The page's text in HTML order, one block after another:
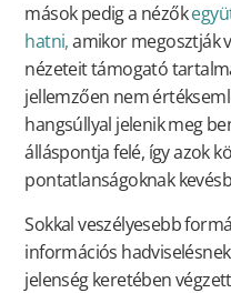
mások pedig a nézők
hatni,amikor megosztják
nézeteit támogató
jellemzően nem
hangsúllyal jelenik meg
álláspontja felé, így azok
pontatlanságoknak
Sokkal veszélyesebb
információs
jelenség keretében